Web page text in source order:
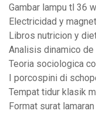
Gambar lampu tl 36
Electricidad y
Libros nutricion y
Analisis dinamico
Teoria sociologica
I porcospini di
Tempat tidur klasik
Format surat